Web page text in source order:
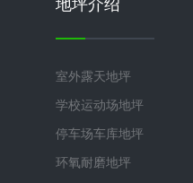
地坪介绍
室外露天地坪
学校运动场地坪
停车场车库地坪
环氧耐磨地坪